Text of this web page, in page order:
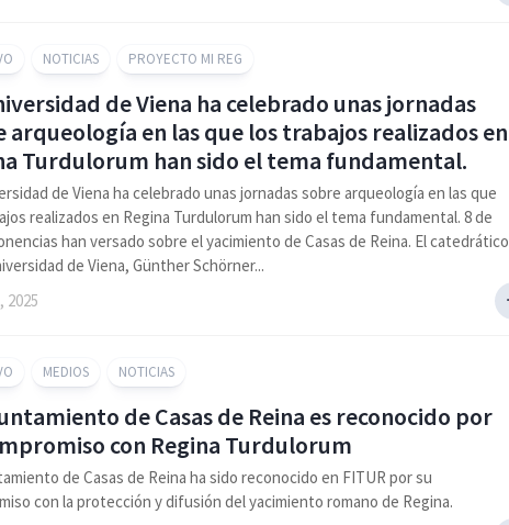
NOTICIAS PROYECTO MI REG
de Viena ha celebrado unas jornadas
arqueología en las que los trabajos realizados en
Turdulorum han sido el tema fundamental.
de Viena ha celebrado unas jornadas sobre arqueología en las que
realizados en Regina Turdulorum han sido el tema fundamental. 8 de
han versado sobre el yacimiento de Casas de Reina. El catedrático
de Viena, Günther Schörner...
2025
MEDIOS NOTICIAS
de Casas de Reina es reconocido por
con Regina Turdulorum
de Casas de Reina ha sido reconocido en FITUR por su
con la protección y difusión del yacimiento romano de Regina.